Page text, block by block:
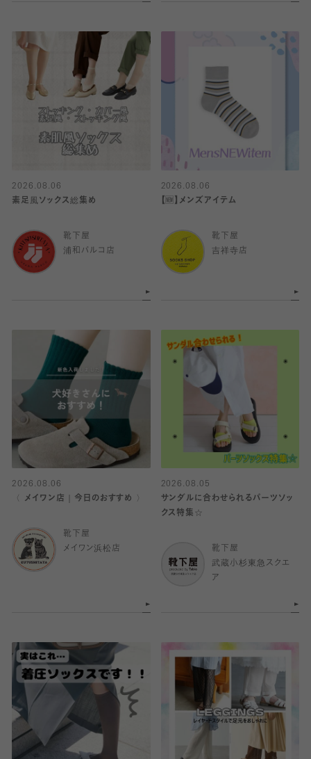
2026.08.06
素足風ソックス総集め
靴下屋
浦和パルコ店
2026.08.06
【🆕】メンズアイテム
靴下屋
吉祥寺店
2026.08.06
〈 メイワン店｜今日のおすすめ 〉
靴下屋
メイワン浜松店
2026.08.05
サンダルに合わせられるパーツソッ
クス特集☆
靴下屋
武蔵小杉東急スクエ
ア